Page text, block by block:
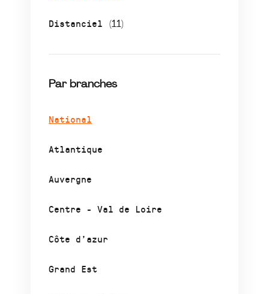
Distanciel (11)
Par branches
National
Atlantique
Auvergne
Centre - Val de Loire
Côte d’azur
Grand Est